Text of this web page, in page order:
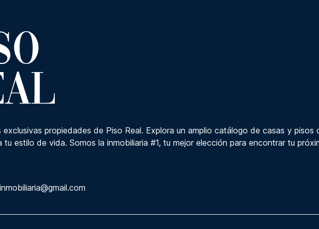
exclusivas propiedades de Piso Real. Explora un amplio catálogo de casas y pisos
tu estilo de vida. Somos la inmobiliaria #1, tu mejor elección para encontrar tu